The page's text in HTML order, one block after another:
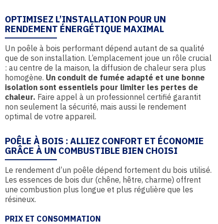
OPTIMISEZ L’INSTALLATION POUR UN
RENDEMENT ÉNERGÉTIQUE MAXIMAL
Un poêle à bois performant dépend autant de sa qualité
que de son installation. L’emplacement joue un rôle crucial
: au centre de la maison, la diffusion de chaleur sera plus
homogène. Un conduit de fumée adapté et une bonne
isolation sont essentiels pour limiter les pertes de
chaleur. Faire appel à un professionnel certifié garantit
non seulement la sécurité, mais aussi le rendement
optimal de votre appareil.
POÊLE À BOIS : ALLIEZ CONFORT ET ÉCONOMIE
GRÂCE À UN COMBUSTIBLE BIEN CHOISI
Le rendement d’un poêle dépend fortement du bois utilisé.
Les essences de bois dur (chêne, hêtre, charme) offrent
une combustion plus longue et plus régulière que les
résineux.
PRIX ET CONSOMMATION